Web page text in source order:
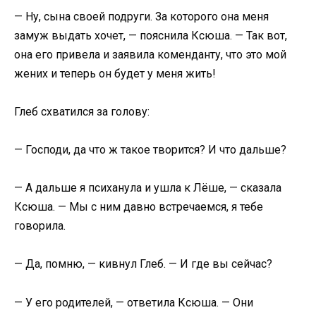
— Ну, сына своей подруги. За которого она меня
замуж выдать хочет, — пояснила Ксюша. — Так вот,
она его привела и заявила коменданту, что это мой
жених и теперь он будет у меня жить!
Глеб схватился за голову:
— Господи, да что ж такое творится? И что дальше?
— А дальше я психанула и ушла к Лёше, — сказала
Ксюша. — Мы с ним давно встречаемся, я тебе
говорила.
— Да, помню, — кивнул Глеб. — И где вы сейчас?
— У его родителей, — ответила Ксюша. — Они